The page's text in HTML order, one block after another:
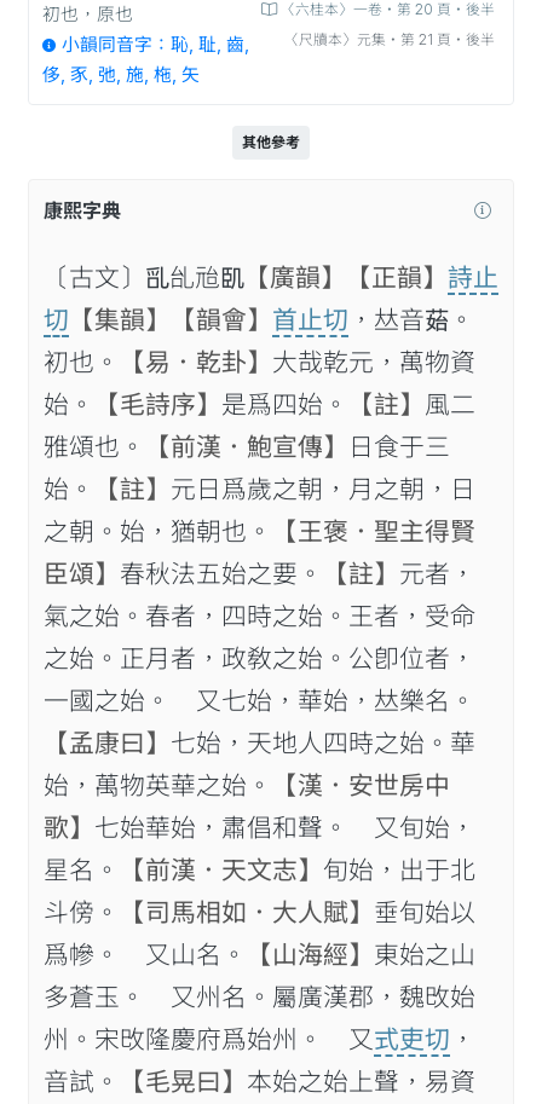
〈六桂本〉一卷‧第 20 頁‧後半
〈尺牘本〉元集‧第 21 頁‧後半
初也，原也
小韻同音字：恥, 耻, 齒,
侈, 豕, 弛, 施, 柂, 矢
其他參考
康熙字典
〔古文〕𠃭乨兘𠙉 【廣韻】 【正韻】 詩止
切 【集韻】 【韻會】 首止切 ，𠀤音𦰯。
初也。
【易．乾卦】 大哉乾元，萬物資
始。
【毛詩序】 是爲四始。 【註】 風二
雅頌也。
【前漢．鮑宣傳】
日食于三
始。
【註】 元日爲歲之朝，月之朝，日
之朝。始，猶朝也。
【王褒．聖主得賢
臣頌】 春秋法五始之要。 【註】 元者，
氣之始。春者，四時之始。王者，受命
之始。正月者，政敎之始。公卽位者，
一國之始。 又七始，華始，𠀤樂名。
【孟康曰】 七始，天地人四時之始。華
始，萬物英華之始。
【漢．安世房中
歌】 七始華始，肅倡和聲。 又旬始，
星名。
【前漢．天文志】 旬始，出于北
斗傍。
【司馬相如．大人賦】 垂旬始以
爲幓。 又山名。
【山海經】 東始之山
多蒼玉。 又州名。屬廣漢郡，魏攺始
州。宋攺隆慶府爲始州。 又式吏切 ，
音試。
【毛晃曰】 本始之始上聲，易資